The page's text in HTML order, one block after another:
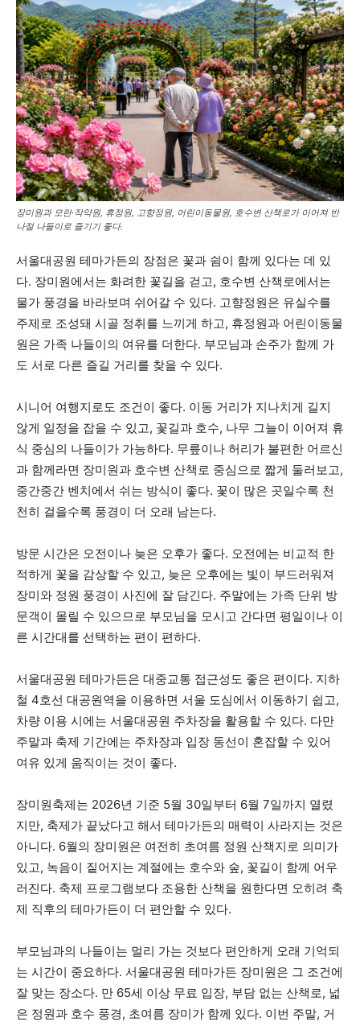
장미원과 모란·작약원, 휴정원, 고향정원, 어린이동물원, 호수변 산책로가 이어져 반
나절 나들이로 즐기기 좋다.
서울대공원 테마가든의 장점은 꽃과 쉼이 함께 있다는 데 있
다. 장미원에서는 화려한 꽃길을 걷고, 호수변 산책로에서는
물가 풍경을 바라보며 쉬어갈 수 있다. 고향정원은 유실수를
주제로 조성돼 시골 정취를 느끼게 하고, 휴정원과 어린이동물
원은 가족 나들이의 여유를 더한다. 부모님과 손주가 함께 가
도 서로 다른 즐길 거리를 찾을 수 있다.
시니어 여행지로도 조건이 좋다. 이동 거리가 지나치게 길지
않게 일정을 잡을 수 있고, 꽃길과 호수, 나무 그늘이 이어져 휴
식 중심의 나들이가 가능하다. 무릎이나 허리가 불편한 어르신
과 함께라면 장미원과 호수변 산책로 중심으로 짧게 둘러보고,
중간중간 벤치에서 쉬는 방식이 좋다. 꽃이 많은 곳일수록 천
천히 걸을수록 풍경이 더 오래 남는다.
방문 시간은 오전이나 늦은 오후가 좋다. 오전에는 비교적 한
적하게 꽃을 감상할 수 있고, 늦은 오후에는 빛이 부드러워져
장미와 정원 풍경이 사진에 잘 담긴다. 주말에는 가족 단위 방
문객이 몰릴 수 있으므로 부모님을 모시고 간다면 평일이나 이
른 시간대를 선택하는 편이 편하다.
서울대공원 테마가든은 대중교통 접근성도 좋은 편이다. 지하
철 4호선 대공원역을 이용하면 서울 도심에서 이동하기 쉽고,
차량 이용 시에는 서울대공원 주차장을 활용할 수 있다. 다만
주말과 축제 기간에는 주차장과 입장 동선이 혼잡할 수 있어
여유 있게 움직이는 것이 좋다.
장미원축제는 2026년 기준 5월 30일부터 6월 7일까지 열렸
지만, 축제가 끝났다고 해서 테마가든의 매력이 사라지는 것은
아니다. 6월의 장미원은 여전히 초여름 정원 산책지로 의미가
있고, 녹음이 짙어지는 계절에는 호수와 숲, 꽃길이 함께 어우
러진다. 축제 프로그램보다 조용한 산책을 원한다면 오히려 축
제 직후의 테마가든이 더 편안할 수 있다.
부모님과의 나들이는 멀리 가는 것보다 편안하게 오래 기억되
는 시간이 중요하다. 서울대공원 테마가든 장미원은 그 조건에
잘 맞는 장소다. 만 65세 이상 무료 입장, 부담 없는 산책로, 넓
은 정원과 호수 풍경, 초여름 장미가 함께 있다. 이번 주말, 거